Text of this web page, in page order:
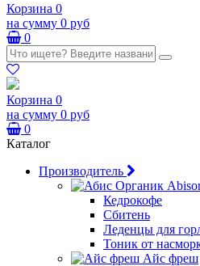
Корзина 0
на сумму 0 руб
0
Корзина 0
на сумму 0 руб
0
Каталог
Производитель
Кедрокофе
Сбитень
Леденцы для
Тоник от
Айс фреш